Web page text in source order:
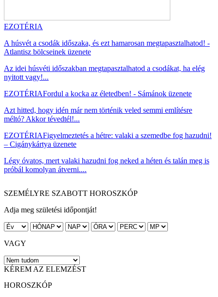
EZOTÉRIA
A húsvét a csodák időszaka, és ezt hamarosan megtapasztalhatod! -
Atlantisz bölcseinek üzenete
Az idei húsvéti időszakban megtapasztalhatod a csodákat, ha elég
nyitott vagy!...
EZOTÉRIAFordul a kocka az életedben! - Sámánok üzenete
Azt hitted, hogy idén már nem történik veled semmi említésre
méltó? Akkor tévedtél!...
EZOTÉRIAFigyelmeztetés a hétre: valaki a szemedbe fog hazudni!
– Cigánykártya üzenete
Légy óvatos, mert valaki hazudni fog neked a héten és talán meg is
próbál komolyan átverni....
SZEMÉLYRE SZABOTT HOROSZKÓP
Adja meg születési időpontját!
VAGY
KÉREM AZ ELEMZÉST
HOROSZKÓP